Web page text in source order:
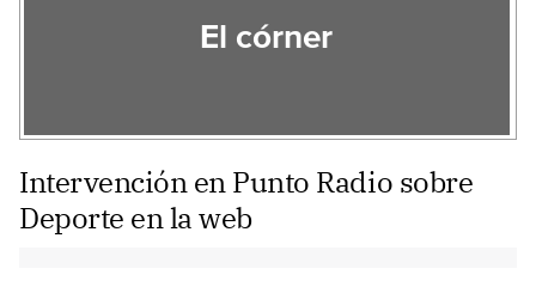
El córner
Intervención en Punto Radio sobre
Deporte en la web